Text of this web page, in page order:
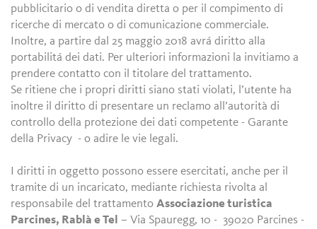
pubblicitario o di vendita diretta o per il compimento di
ricerche di mercato o di comunicazione commerciale.
Inoltre, a partire dal 25 maggio 2018 avrá diritto alla
portabilitá dei dati. Per ulteriori informazioni la invitiamo a
prendere contatto con il titolare del trattamento.
Se ritiene che i propri diritti siano stati violati, l’utente ha
inoltre il diritto di presentare un reclamo all’autorità di
controllo della protezione dei dati competente - Garante
della Privacy - o adire le vie legali.
I diritti in oggetto possono essere esercitati, anche per il
tramite di un incaricato, mediante richiesta rivolta al
responsabile del trattamentoAssociazione turistica
Parcines, Rablà e Tel – Via Spauregg, 10 - 39020 Parcines -